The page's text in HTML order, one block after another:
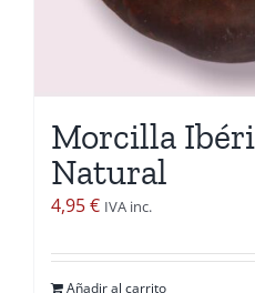
Morcilla
Natural
4,95€ IVA inc.
Añadir al carrito